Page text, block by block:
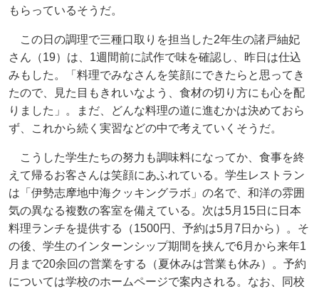
もらっているそうだ。
この日の調理で三種口取りを担当した2年生の諸戸紬妃
さん（19）は、1週間前に試作で味を確認し、昨日は仕込
みもした。「料理でみなさんを笑顔にできたらと思ってき
たので、見た目もきれいなよう、食材の切り方にも心を配
りました」。まだ、どんな料理の道に進むかは決めておら
ず、これから続く実習などの中で考えていくそうだ。
こうした学生たちの努力も調味料になってか、食事を終
えて帰るお客さんは笑顔にあふれている。学生レストラン
は「伊勢志摩地中海クッキングラボ」の名で、和洋の雰囲
気の異なる複数の客室を備えている。次は5月15日に日本
料理ランチを提供する（1500円、予約は5月7日から）。そ
の後、学生のインターンシップ期間を挟んで6月から来年1
月まで20余回の営業をする（夏休みは営業も休み）。予約
については学校のホームページで案内される。なお、同校